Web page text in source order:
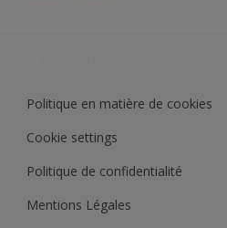
Politique en matière de cookies
Cookie settings
Politique de confidentialité
Mentions Légales